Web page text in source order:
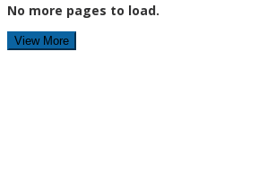
No more pages to load.
View More